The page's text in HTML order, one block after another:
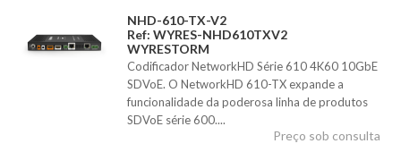
NHD-610-TX-V2
Ref: WYRES-NHD610TXV2
WYRESTORM
Codificador NetworkHD Série 610 4K60 10GbE
SDVoE. O NetworkHD 610-TX expande a
funcionalidade da poderosa linha de produtos
SDVoE série 600....
Preço sob consulta